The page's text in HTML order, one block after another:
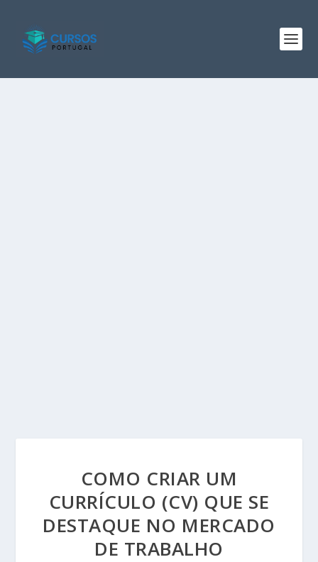
COMO CRIAR UM
CURRÍCULO (CV) QUE SE
DESTAQUE NO MERCADO
DE TRABALHO